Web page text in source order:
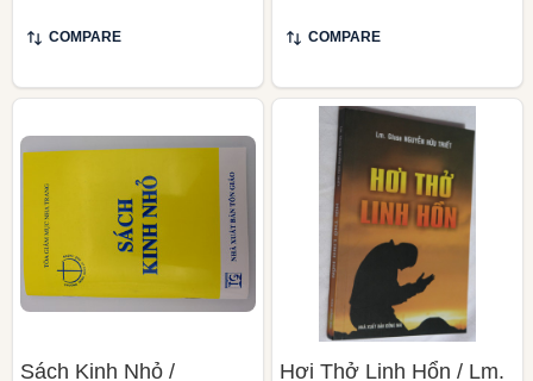
COMPARE COMPARE
Sách Kinh Nhỏ / Hơi Thở Linh Hổn / Lm.